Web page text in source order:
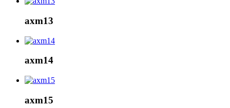
axm13
axm14
axm15